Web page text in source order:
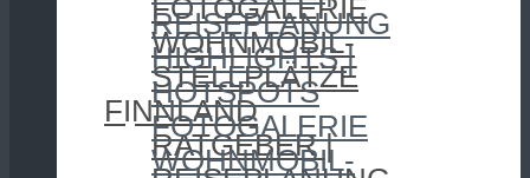
FOTOGALERIE
WOHNMOBIL-
STELLPLÄTZE
FINNLAND
RATGEBER |
REISEPLANUNG
HIGHLIGHTS |
HOTSPOTS
FOTOGALERIE
WOHNMOBIL-